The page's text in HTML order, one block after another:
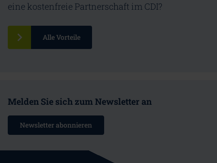
eine kostenfreie Partnerschaft im CDI?
Alle Vorteile
Melden Sie sich zum Newsletter an
Newsletter abonnieren